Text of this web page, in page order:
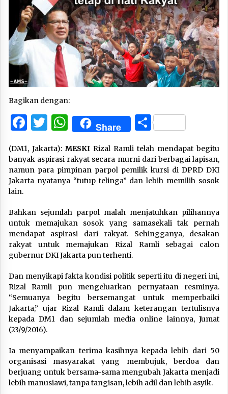
Bagikan dengan:
Facebook
Twitter
WhatsApp
Share Share
(DM1, Jakarta): MESKI Rizal Ramli telah mendapat begitu
banyak aspirasi rakyat secara murni dari berbagai lapisan,
namun para pimpinan parpol pemilik kursi di DPRD DKI
Jakarta nyatanya “tutup telinga” dan lebih memilih sosok
lain.
Bahkan sejumlah parpol malah menjatuhkan pilihannya
untuk memajukan sosok yang samasekali tak pernah
mendapat aspirasi dari rakyat. Sehingganya, desakan
rakyat untuk memajukan Rizal Ramli sebagai calon
gubernur DKI Jakarta pun terhenti.
Dan menyikapi fakta kondisi politik seperti itu di negeri ini,
Rizal Ramli pun mengeluarkan pernyataan resminya.
“Semuanya begitu bersemangat untuk memperbaiki
Jakarta,” ujar Rizal Ramli dalam keterangan tertulisnya
kepada DM1 dan sejumlah media online lainnya, Jumat
(23/9/2016).
Ia menyampaikan terima kasihnya kepada lebih dari 50
organisasi masyarakat yang membujuk, berdoa dan
berjuang untuk bersama-sama mengubah Jakarta menjadi
lebih manusiawi, tanpa tangisan, lebih adil dan lebih asyik.